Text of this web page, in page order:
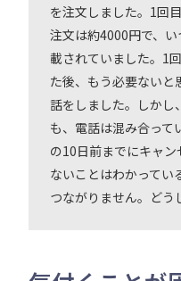
を注文しました。1回
注文は約4000円で、
載されていました。1
た後、もう必要ない
話をしました。しかし
も、電話は混み合って
の10日前までにキャ
ないことはわかってい
つながりません。どう